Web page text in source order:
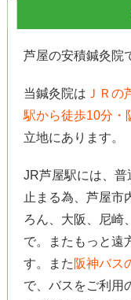
芦屋の安積鍼灸院
当鍼灸院は ＪＲの
駅から徒歩10分・
立地にあります。
JR芦屋駅には、
止まる為、芦屋市
ろん、大阪、尼崎
で。またもっと遠
す。また 阪神バス
で、バスをご利用